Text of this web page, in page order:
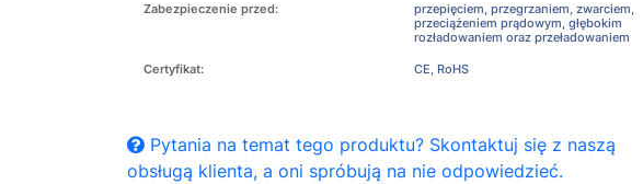
Zabezpieczenie przed:
przepięciem, przegrzaniem, zwarciem,
przeciążeniem prądowym, głębokim
rozładowaniem oraz przeładowaniem
Certyfikat: CE, RoHS
Pytania na temat tego produktu? Skontaktuj się z naszą
obsługą klienta, a oni spróbują na nie odpowiedzieć.